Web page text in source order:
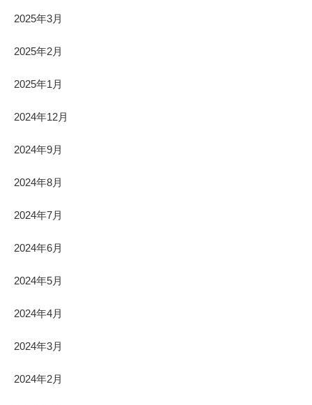
2025年3月
2025年2月
2025年1月
2024年12月
2024年9月
2024年8月
2024年7月
2024年6月
2024年5月
2024年4月
2024年3月
2024年2月